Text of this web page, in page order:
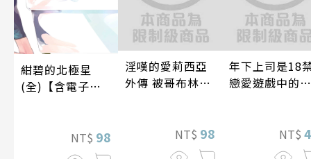
紺碧的北極星
(全)【含電子限
NT$ 98
淫嘆的愛莉西亞
外傳 被哥布林帝
NT$ 98
年下上司是18
戀愛遊戲中的我
NT$